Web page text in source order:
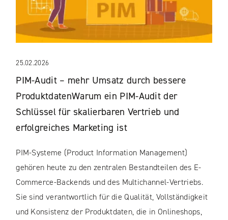
25.02.2026
PIM-Audit – mehr Umsatz durch bessere
ProduktdatenWarum ein PIM-Audit der
Schlüssel für skalierbaren Vertrieb und
erfolgreiches Marketing ist
PIM-Systeme (Product Information Management)
gehören heute zu den zentralen Bestandteilen des E-
Commerce-Backends und des Multichannel-Vertriebs.
Sie sind verantwortlich für die Qualität, Vollständigkeit
und Konsistenz der Produktdaten, die in Onlineshops,